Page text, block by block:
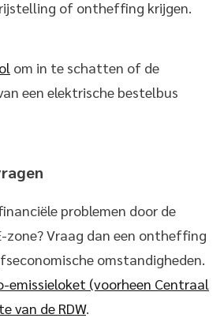
of ontheffing krijgen.
om in te schatten of de
een elektrische bestelbus
problemen door de
zone? Vraag dan een ontheffing
omstandigheden.
emissieloket (voorheen Centraal
van de RDW.